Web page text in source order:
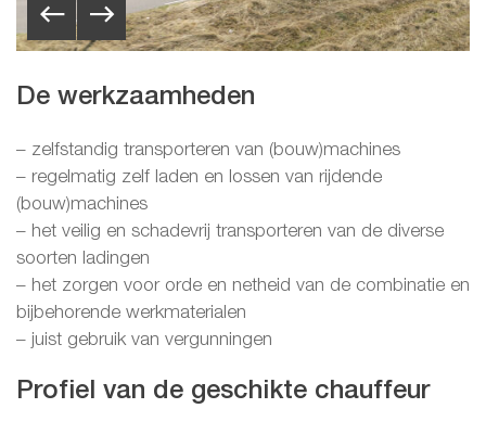
De werkzaamheden
– zelfstandig transporteren van (bouw)machines
– regelmatig zelf laden en lossen van rijdende
(bouw)machines
– het veilig en schadevrij transporteren van de diverse
soorten ladingen
– het zorgen voor orde en netheid van de combinatie en
bijbehorende werkmaterialen
– juist gebruik van vergunningen
Profiel van de geschikte chauffeur